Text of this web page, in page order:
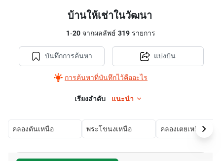
บ้านให้เช่าในวัฒนา
1-20จากผลลัพธ์ 319รายการ
บันทึกการค้นหา
การค้นหาที่บันทึกไว้คืออะไร
แบ่งปัน
เรียงลำดับ แนะนำ
คลองตันเหนือ พระโขนงเหนือ คลองเตยเหนือ